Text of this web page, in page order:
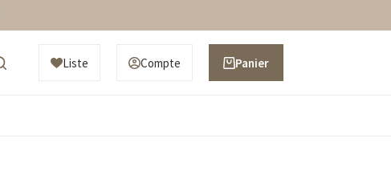
Liste Compte
Panier
d’achat